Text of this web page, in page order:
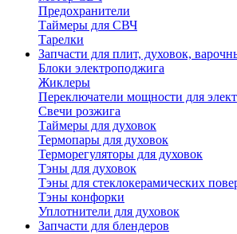
Предохранители
Таймеры для СВЧ
Тарелки
Запчасти для плит, духовок,
Блоки электроподжига
Жиклеры
Переключатели мощности для
Свечи розжига
Таймеры для духовок
Термопары для духовок
Терморегуляторы для духовок
Тэны для духовок
Тэны для стеклокерамических
Тэны конфорки
Уплотнители для духовок
Запчасти для блендеров